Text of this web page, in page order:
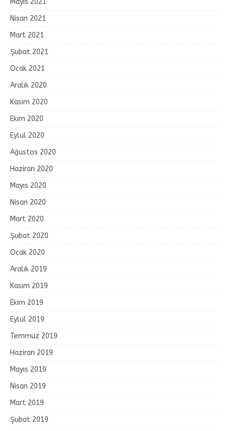
Nisan 2021
Mart 2021
Şubat 2021
Ocak 2021
Aralık 2020
Kasım 2020
Ekim 2020
Eylül 2020
Ağustos 2020
Haziran 2020
Mayıs 2020
Nisan 2020
Mart 2020
Şubat 2020
Ocak 2020
Aralık 2019
Kasım 2019
Ekim 2019
Eylül 2019
Temmuz 2019
Haziran 2019
Mayıs 2019
Nisan 2019
Mart 2019
Şubat 2019